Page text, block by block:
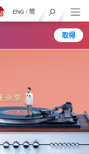
取得
ENG / 簡